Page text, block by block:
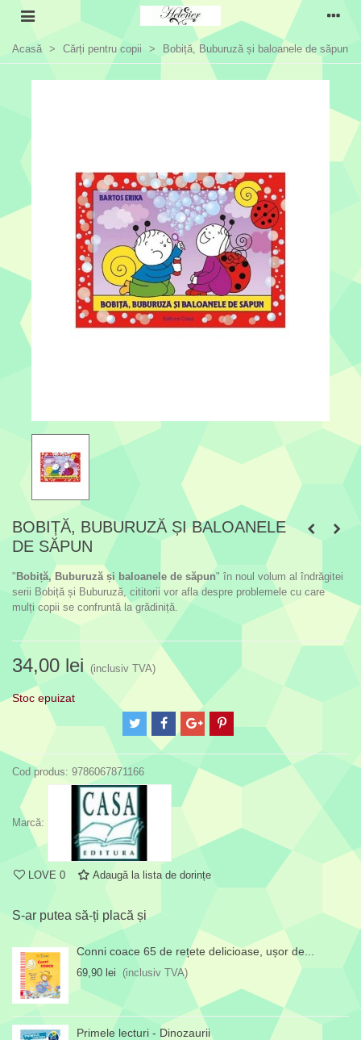
Acasă > Cărți pentru copii > Bobiță, Buburuză și baloanele de săpun
BOBIȚĂ, BUBURUZĂ ȘI BALOANELE
DE SĂPUN
" Bobiță, Buburuză și baloanele de săpun" în noul volum al îndrăgitei
serii Bobiță și Buburuză, cititorii vor afla despre problemele cu care
mulți copii se confruntă la grădiniță.
34,00 lei (inclusiv TVA)
Stoc epuizat
Cod produs: 9786067871166
Marcă:
LOVE 0 Adaugă la lista de dorințe
S-ar putea să-ți placă și
Conni coace 65 de rețete delicioase, ușor de...
69,90 lei (inclusiv TVA)
Primele lecturi - Dinozaurii